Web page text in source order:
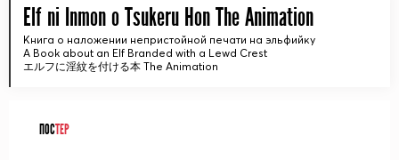
Выберите одну категорию для поиска
Elf ni Inmon o Tsukeru Hon The Animation
Книга о наложении непристойной печати на эльфийку
A Book about an Elf Branded with a Lewd Crest
エルフに淫紋を付ける本 The Animation
ПОСТЕР